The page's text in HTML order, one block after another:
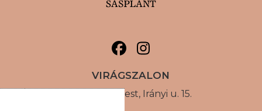
VIRÁGSZALON
1056 Budapest, Irányi u. 15.